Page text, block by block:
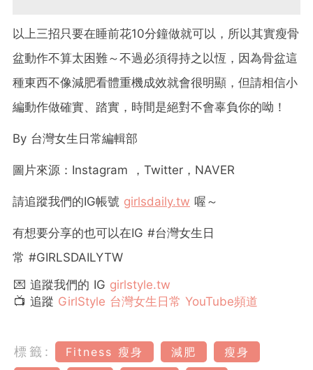
以上三招只要在睡前花10分鐘做就可以，所以其實瘦骨
盆動作不算太困難～不過必須得持之以恆，因為骨盆這
種東西不像減肥看體重機成效就會很明顯，但請相信小
編動作做確實、踏實，時間是絕對不會辜負你的呦！
By 台灣女生日常編輯部
圖片來源： Instagram ， Twitter，NAVER
請追蹤我們的IG帳號 girlsdaily.tw 喔～
有想要分享的也可以在IG #台灣女生日
常 #GIRLSDAILYTW
💌 追蹤我們的 IG girlstyle.tw
📺 追蹤 GirlStyle 台灣女生日常 YouTube頻道
標籤: Fitness 瘦身 減肥
瘦身